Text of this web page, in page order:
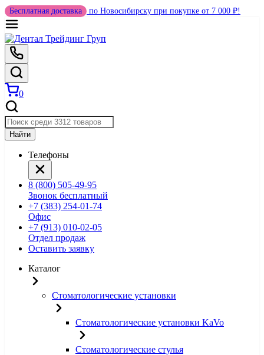
Бесплатная доставка по Новосибирску при покупке от 7 000 ₽!
0
Найти
Телефоны
8 (800) 505-49-95
Звонок бесплатный
+7 (383) 254-01-74
Офис
+7 (913) 010-02-05
Отдел продаж
Оставить заявку
Каталог
Стоматологические установки
Стоматологические установки KaVo
Стоматологические стулья